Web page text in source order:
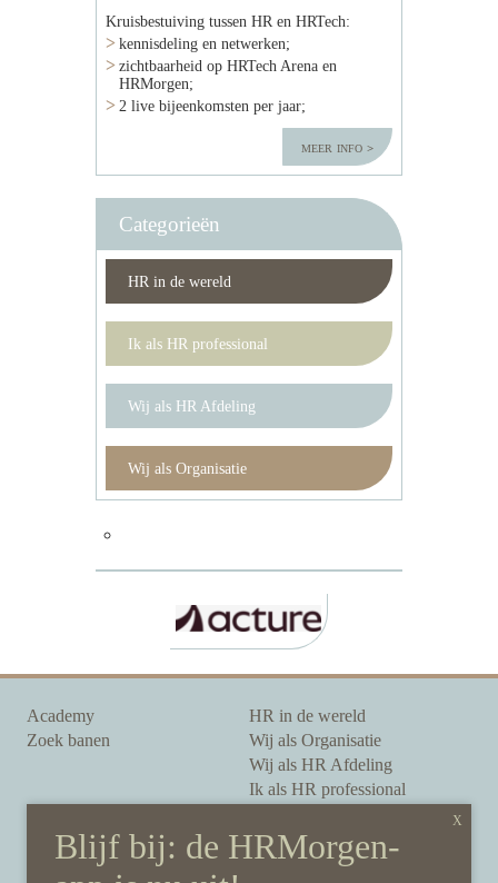
Kruisbestuiving tussen HR en HRTech:
kennisdeling en netwerken;
zichtbaarheid op HRTech Arena en
HRMorgen;
2 live bijeenkomsten per jaar;
meer info
Categorieën
HR in de wereld
Ik als HR professional
Wij als HR Afdeling
Wij als Organisatie
Academy
Zoek banen
HR in de wereld
Wij als Organisatie
Wij als HR Afdeling
Ik als HR professional
Onze auteurs
Onze partners
Sponsoring